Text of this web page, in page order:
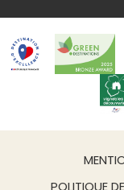
POLITIQUE